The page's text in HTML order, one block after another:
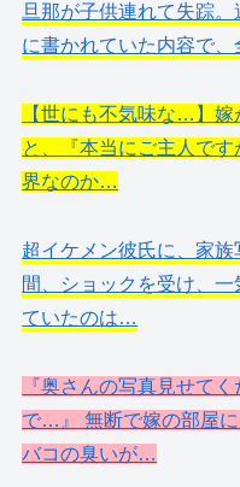
旦那が子供連れて失踪
に書かれていた内容で
【世にも不気味な…】
と、『本当にご主人で
界なのか…
超イケメン彼氏に、家
間、ショックを受け、
ていたのは…
『奥さんの写真見せて
で…』 無断で嫁の部屋
バコの臭いが…